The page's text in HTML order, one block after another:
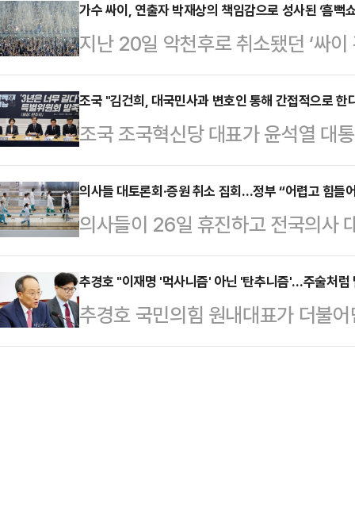
찬을 가진다고 한다.우선 윤 대통령
통령의 지시로 마련됐다는 만찬이 '
새 지도부 뿐만 아니라 물러나는 지
령실에서도 수석비서관급 이상이
먹는 셈이다.4·10 총선 참패 이후
7·23 전…
가수 싸이, 연출자 박재상의 책임감으로 성사된 ‘흠뻑
지난 20일 악천후로 취소됐던 ‘싸
동일한 장소(서울대공원 주차광장)
닷새 만에 재공연 일정을 성사시킨
임감으로부터 비롯됐다.25일 소속
쇼’를 찾아주셨던 관객들과의 약속
공연의 스태프들은 신속하게 재공
이에게 ‘흠뻑쇼’는 유독 애착이 큰
은 채 즐기는 …
조국 "김건희, 대국민사과 변호인 통해 간접적으로 한
조국 조국혁신당 대표가 윤석열 대
등과 관련해 '대국민사과의 뜻을 전
을 치는 것"이라고 분개했다.조국
중'에서 '전날 김건희 여사 변호인
정에서 심려를 끼쳐 국민들에게 죄
대한 평가'를 묻자 이 같이 반응했
서 간접적으로 한다는 그것이 무슨
씨의 사과가 조서…
의사들 대토론회·증원 취소 집회…정부 “어렵고 힘들
의사들이 26일 휴진하고 전국의사
따른 의정 갈등이 5개월 이상 지속
방안을 논의하겠다는 입장이다.이
지부 청사 정문 앞에서 의대 입학정
부는 모든 상황을 예의주시하겠다
추경호 "이재명 '먹사니즘' 아닌 '탄추니즘'…주술처럼
추경호 국민의힘 원내대표가 더불
직무대행 겸 부위원장에 대한 탄핵